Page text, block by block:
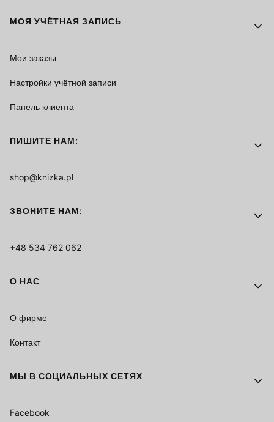
МОЯ УЧЁТНАЯ ЗАПИСЬ
Мои заказы
Настройки учётной записи
Панель клиента
ПИШИТЕ НАМ:
shop@knizka.pl
ЗВОНИТЕ НАМ:
+48 534 762 062
О НАС
О фирме
Контакт
МЫ В СОЦИАЛЬНЫХ СЕТЯХ
Facebook